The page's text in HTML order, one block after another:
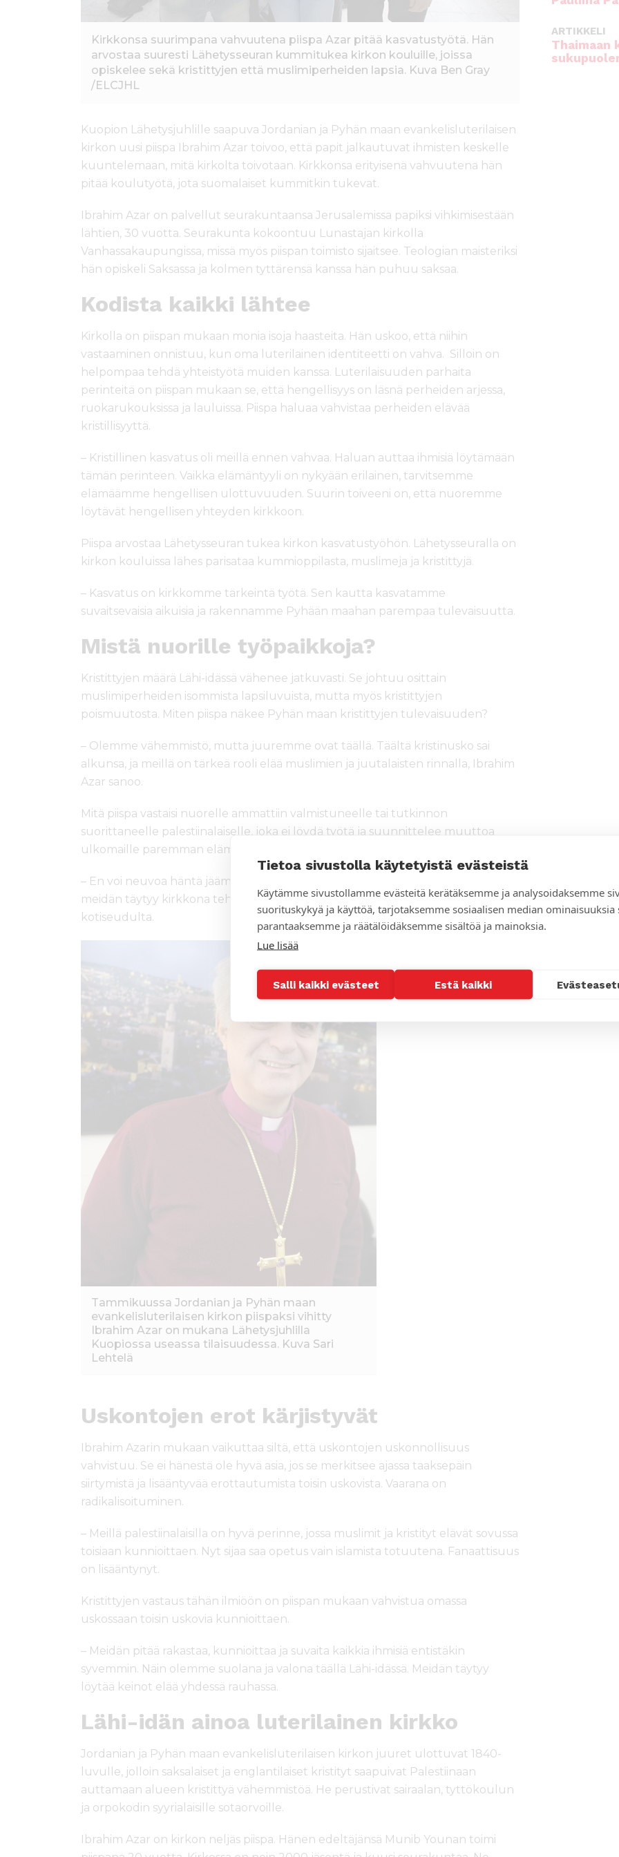
Tietoa sivustolla käytetyistä evästeistä
Käytämme sivustollamme evästeitä kerätäksemme ja analysoidaksemme
suorituskykyä ja käyttöä, tarjotaksemme sosiaalisen median ominaisuuksia
parantaaksemme ja räätälöidäksemme sisältöä ja mainoksia.
Lue lisää
Salli kaikki evästeet Estä kaikki
Kirkkonsa suurimpana vahvuutena piispa Azar pitää kasvatustyötä. Hän
arvostaa suuresti Lähetysseuran kummitukea kirkon kouluille, joissa
opiskelee sekä kristittyjen että muslimiperheiden lapsia. Kuva Ben Gray
/ELCJHL
Kuopion Lähetysjuhlille saapuva Jordanian ja Pyhän maan evankelisluterilaisen
kirkon uusi piispa Ibrahim Azar toivoo, että papit jalkautuvat ihmisten keskelle
kuuntelemaan, mitä kirkolta toivotaan. Kirkkonsa erityisenä vahvuutena hän
pitää koulutyötä, jota suomalaiset kummitkin tukevat.
Ibrahim Azar on palvellut seurakuntaansa Jerusalemissa papiksi vihkimisestään
lähtien, 30 vuotta. Seurakunta kokoontuu Lunastajan kirkolla
Vanhassakaupungissa, missä myös piispan toimisto sijaitsee. Teologian maisteriksi
hän opiskeli Saksassa ja kolmen tyttärensä kanssa hän puhuu saksaa.
Kodista kaikki lähtee
Kirkolla on piispan mukaan monia isoja haasteita. Hän uskoo, että niihin
vastaaminen onnistuu, kun oma luterilainen identiteetti on vahva. Silloin on
helpompaa tehdä yhteistyötä muiden kanssa. Luterilaisuuden parhaita
perinteitä on piispan mukaan se, että hengellisyys on läsnä perheiden arjessa,
ruokarukouksissa ja lauluissa. Piispa haluaa vahvistaa perheiden elävää
kristillisyyttä.
– Kristillinen kasvatus oli meillä ennen vahvaa. Haluan auttaa ihmisiä löytämään
tämän perinteen. Vaikka elämäntyyli on nykyään erilainen, tarvitsemme
elämäämme hengellisen ulottuvuuden. Suurin toiveeni on, että nuoremme
löytävät hengellisen yhteyden kirkkoon.
Piispa arvostaa Lähetysseuran tukea kirkon kasvatustyöhön. Lähetysseuralla on
kirkon kouluissa lähes parisataa kummioppilasta, muslimeja ja kristittyjä.
– Kasvatus on kirkkomme tärkeintä työtä. Sen kautta kasvatamme
suvaitsevaisia aikuisia ja rakennamme Pyhään maahan parempaa tulevaisuutta.
Mistä nuorille työpaikkoja?
Kristittyjen määrä Lähi-idässä vähenee jatkuvasti. Se johtuu osittain
muslimiperheiden isommista lapsiluvuista, mutta myös kristittyjen
poismuutosta. Miten piispa näkee Pyhän maan kristittyjen tulevaisuuden?
– Olemme vähemmistö, mutta juuremme ovat täällä. Täältä kristinusko sai
alkunsa, ja meillä on tärkeä rooli elää muslimien ja juutalaisten rinnalla, Ibrahim
Azar sanoo.
Mitä piispa vastaisi nuorelle ammattiin valmistuneelle tai tutkinnon
suorittaneelle palestiinalaiselle, joka ei löydä työtä ja suunnittelee muuttoa
ulkomaille paremman elämän toivossa?
– En voi neuvoa häntä jäämään, koska en voi tarjota hänelle työtä. Mutta
meidän täytyy kirkkona tehdä enemmän, jotta nuorille löytyisi työpaikka
kotiseudulta.
Tammikuussa Jordanian ja Pyhän maan
evankelisluterilaisen kirkon piispaksi vihitty
Ibrahim Azar on mukana Lähetysjuhlilla
Kuopiossa useassa tilaisuudessa. Kuva Sari
Lehtelä
Uskontojen erot kärjistyvät
Ibrahim Azarin mukaan vaikuttaa siltä, että uskontojen uskonnollisuus
vahvistuu. Se ei hänestä ole hyvä asia, jos se merkitsee ajassa taaksepäin
siirtymistä ja lisääntyvää erottautumista toisin uskovista. Vaarana on
radikalisoituminen.
– Meillä palestiinalaisilla on hyvä perinne, jossa muslimit ja kristityt elävät sovussa
toisiaan kunnioittaen. Nyt sijaa saa opetus vain islamista totuutena. Fanaattisuus
on lisääntynyt.
Kristittyjen vastaus tähän ilmiöön on piispan mukaan vahvistua omassa
uskossaan toisin uskovia kunnioittaen.
– Meidän pitää rakastaa, kunnioittaa ja suvaita kaikkia ihmisiä entistäkin
syvemmin. Näin olemme suolana ja valona täällä Lähi-idässä. Meidän täytyy
löytää keinot elää yhdessä rauhassa.
Lähi-idän ainoa luterilainen kirkko
Jordanian ja Pyhän maan evankelisluterilaisen kirkon juuret ulottuvat 1840-
luvulle, jolloin saksalaiset ja englantilaiset kristityt saapuivat Palestiinaan
auttamaan alueen kristittyä vähemmistöä. He perustivat sairaalan, tyttökoulun
ja orpokodin syyrialaisille sotaorvoille.
Ibrahim Azar on kirkon neljäs piispa. Hänen edeltäjänsä Munib Younan toimi
ARTIKKELI
Thaimaan